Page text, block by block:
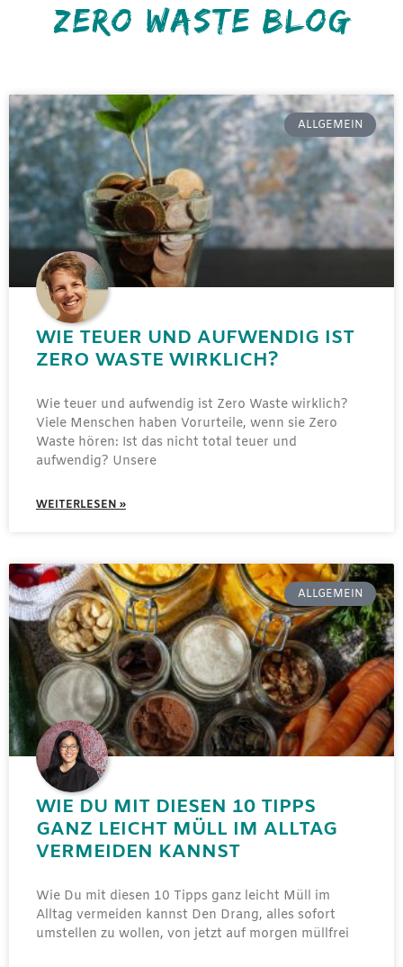
ZERO WASTE BLOG
ALLGEMEIN
WIE TEUER UND AUFWENDIG IST
ZERO WASTE WIRKLICH?
Wie teuer und aufwendig ist Zero Waste wirklich?
Viele Menschen haben Vorurteile, wenn sie Zero
Waste hören: Ist das nicht total teuer und
aufwendig? Unsere
WEITERLESEN »
ALLGEMEIN
WIE DU MIT DIESEN 10 TIPPS
GANZ LEICHT MÜLL IM ALLTAG
VERMEIDEN KANNST
Wie Du mit diesen 10 Tipps ganz leicht Müll im
Alltag vermeiden kannst Den Drang, alles sofort
umstellen zu wollen, von jetzt auf morgen müllfrei